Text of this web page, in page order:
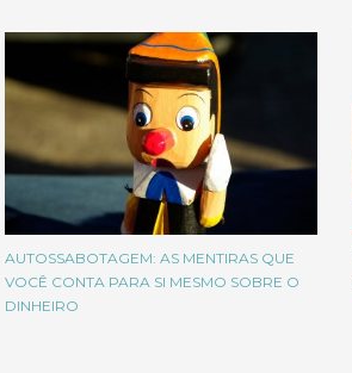
AUTOSSABOTAGEM: AS MENTIRAS QUE
VOCÊ CONTA PARA SI MESMO SOBRE O
DINHEIRO